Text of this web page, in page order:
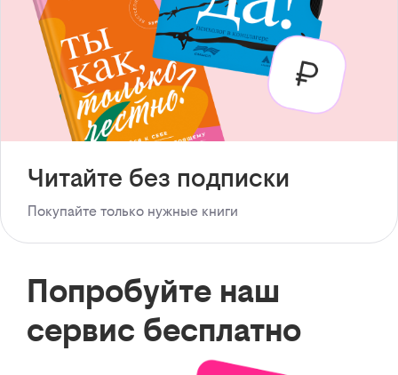
Читайте без подписки
Покупайте только нужные книги
Попробуйте наш
сервис бесплатно